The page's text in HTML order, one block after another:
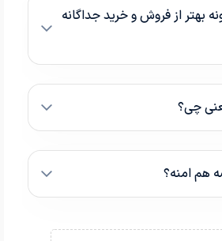
بهتر از فروش و خرید جداگانه
چی؟
هم امنه؟